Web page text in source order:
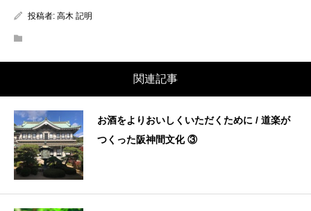
投稿者: 高木 記明
関連記事
お酒をよりおいしくいただくために / 道楽が
つくった阪神間文化 ③